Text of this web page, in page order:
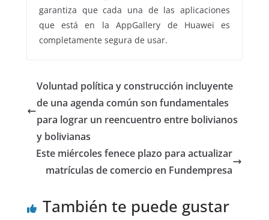
garantiza que cada una de las aplicaciones
que está en la AppGallery de Huawei es
completamente segura de usar.
Voluntad política y construcción incluyente
de una agenda común son fundamentales
para lograr un reencuentro entre bolivianos
y bolivianas
Este miércoles fenece plazo para actualizar
matrículas de comercio en Fundempresa
También te puede gustar